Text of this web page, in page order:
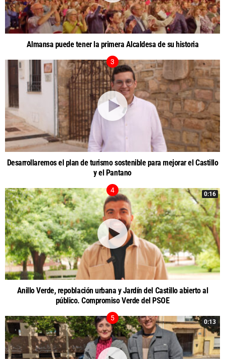
Almansa puede tener la primera Alcaldesa de su historia
Desarrollaremos el plan de turismo sostenible para mejorar el Castillo
y el Pantano
0:16
Anillo Verde, repoblación urbana y Jardín del Castillo abierto al
público. Compromiso Verde del PSOE
0:13